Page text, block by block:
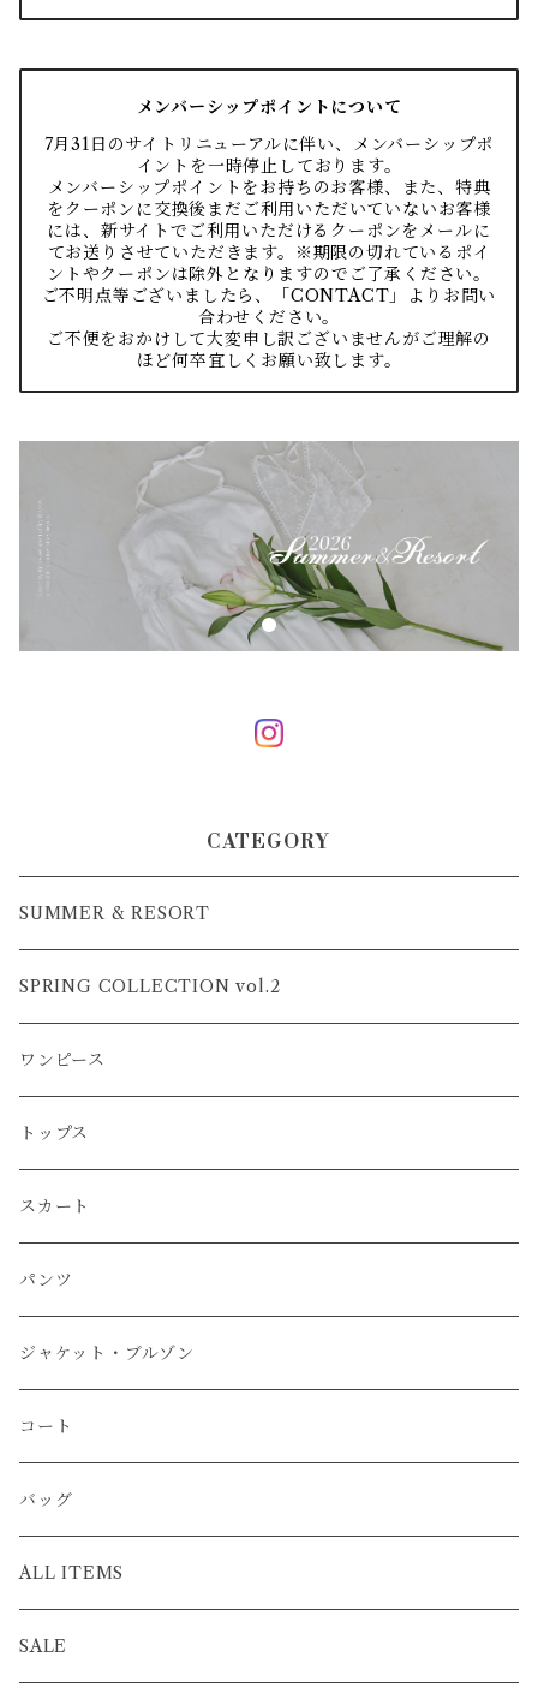
メンバーシップポイントについて
7月31日のサイトリニューアルに伴い、メンバーシップポ
イントを一時停止しております。
メンバーシップポイントをお持ちのお客様、また、特典
をクーポンに交換後まだご利用いただいていないお客様
には、新サイトでご利用いただけるクーポンをメールに
てお送りさせていただきます。※期限の切れているポイ
ントやクーポンは除外となりますのでご了承ください。
ご不明点等ございましたら、「CONTACT」よりお問い
合わせください。
ご不便をおかけして大変申し訳ございませんがご理解の
ほど何卒宜しくお願い致します。
CATEGORY
SUMMER & RESORT
SPRING COLLECTION vol.2
ワンピース
トップス
スカート
パンツ
ジャケット・ブルゾン
コート
バッグ
ALL ITEMS
SALE